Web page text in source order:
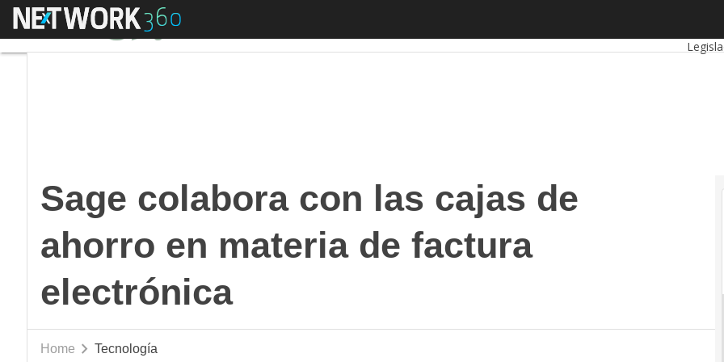
Menú
Sage colabora con las cajas de
ahorro en materia de factura
electrónica
Home Tecnología